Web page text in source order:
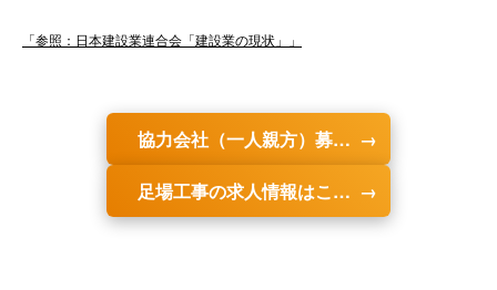
「参照：日本建設業連合会「建設業の現状」」
協力会社（一人親方）募集の詳細を見る
足場工事の求人情報はこちら